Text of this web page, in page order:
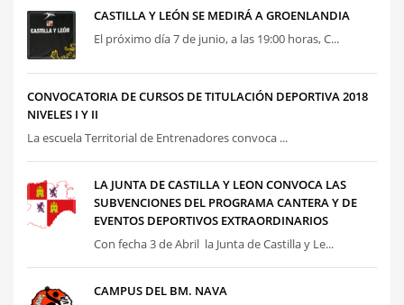
CASTILLA Y LEÓN SE MEDIRÁ A GROENLANDIA
El próximo día 7 de junio, a las 19:00 horas, C...
CONVOCATORIA DE CURSOS DE TITULACIÓN DEPORTIVA 2018
NIVELES I Y II
La escuela Territorial de Entrenadores convoca ...
LA JUNTA DE CASTILLA Y LEON CONVOCA LAS
SUBVENCIONES DEL PROGRAMA CANTERA Y DE
EVENTOS DEPORTIVOS EXTRAORDINARIOS
Con fecha 3 de Abril la Junta de Castilla y Le...
CAMPUS DEL BM. NAVA